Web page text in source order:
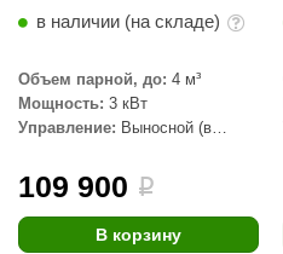
в наличии (на складе)
Объем парной, до: 4 м³
Мощность: 3 кВт
Управление: Выносной (в
109 900 i
В корзину